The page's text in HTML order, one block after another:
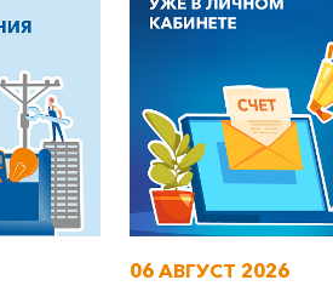
06 АВГУСТ 2026